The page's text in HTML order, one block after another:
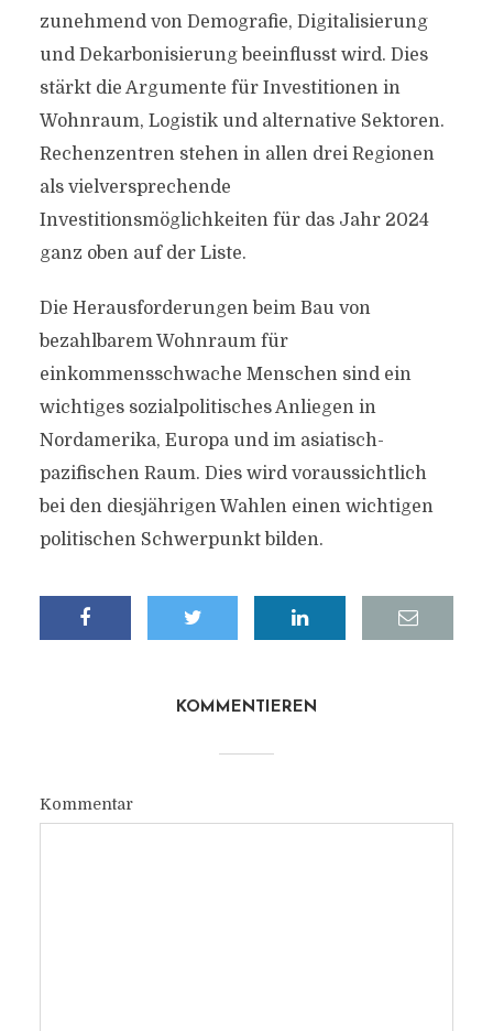
zunehmend von Demografie, Digitalisierung
und Dekarbonisierung beeinflusst wird. Dies
stärkt die Argumente für Investitionen in
Wohnraum, Logistik und alternative Sektoren.
Rechenzentren stehen in allen drei Regionen
als vielversprechende
Investitionsmöglichkeiten für das Jahr 2024
ganz oben auf der Liste.
Die Herausforderungen beim Bau von
bezahlbarem Wohnraum für
einkommensschwache Menschen sind ein
wichtiges sozialpolitisches Anliegen in
Nordamerika, Europa und im asiatisch-
pazifischen Raum. Dies wird voraussichtlich
bei den diesjährigen Wahlen einen wichtigen
politischen Schwerpunkt bilden.
KOMMENTIEREN
Kommentar